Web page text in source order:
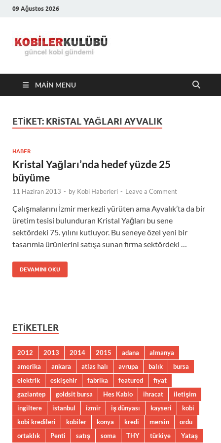
09 Ağustos 2026
Kulübü –
En Güncel
Kobi
MAIN MENU
ETIKET: KRISTAL YAĞLARI AYVALIK
HABER
Kristal Yağları’nda hedef yüzde 25
büyüme
11 Haziran 2013 - by Kobi Haberleri - Leave a Comment
Çalışmalarını İzmir merkezli yürüten ama Ayvalık’ta da bir
üretim tesisi bulunduran Kristal Yağları bu sene
sektördeki 75. yılını kutluyor. Bu seneye özel yeni bir
tasarımla ürünlerini satışa sunan firma sektördeki …
DEVAMINI OKU
ETIKETLER
2012 2013 2014 2015 adana
almanya
amerika
ankara atlas halı avrupa balık
bursa
elektrik
eskişehir fabrika featured
fiyat
gaziantep
goldsit bursa Hes Kablo ihracat
iletişim
ingiltere
istanbul izmir iş dünyası kayseri
kobi
kobi kredileri
kobiler konya kredi mersin
ordu
ortaklık
Penti satış soma THY türkiye Yataş